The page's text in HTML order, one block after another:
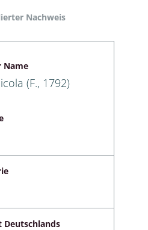
Nachweis
Name
(F., 1792)